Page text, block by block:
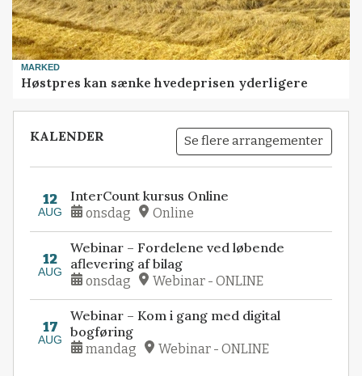
MARKED
Høstpres kan sænke hvedeprisen yderligere
KALENDER Se flere arrangementer
12
AUG
InterCount kursus Online
onsdag Online
12
AUG
Webinar – Fordelene ved løbende
aflevering af bilag
onsdag Webinar - ONLINE
17
AUG
Webinar – Kom i gang med digital
bogføring
mandag Webinar - ONLINE